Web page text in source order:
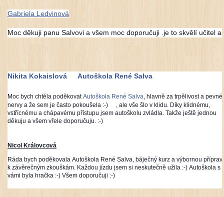
Gabriela Ledvinová
Moc děkuji panu Salvovi a všem moc doporučuji .je to skvělí učitel
Nikita Kokaislová Autoškola René Salva
Moc bych chtěla poděkovatAutoškola René Salva , hlavně za trpělivost a pevné
nervy a že sem je často pokoušela :-)
, ale vše šlo v klidu. Díky klidnému,
vstřícnému a chápavému přístupu jsem autoškolu zvládla. Takže ještě jednou
děkuju a všem vřele doporučuju. :-)
Nicol Královcová
Ráda bych poděkovala Autoškola René Salva, báječný kurz a výbornou
k závěrečným zkouškám. Každou jízdu jsem si neskutečně užila :-) Autoškola s
vámi byla hračka :-) Všem doporučuji :-)